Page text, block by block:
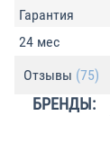
Гарантия
24 мес
Отзывы (75)
БРЕНДЫ: